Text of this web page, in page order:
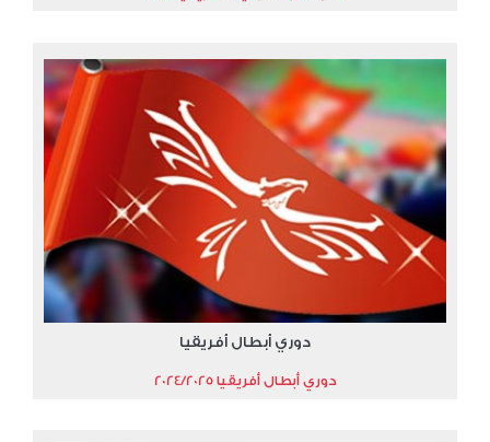
دوري أبطال أفريقيا
دوري أبطال أفريقيا 2024/2025